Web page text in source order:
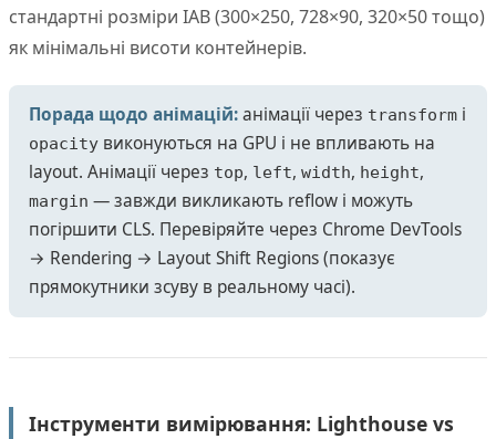
стандартні розміри IAB (300×250, 728×90, 320×50 тощо)
як мінімальні висоти контейнерів.
Порада щодо анімацій:анімації через transform і
opacity виконуються на GPU і не впливають на
layout. Анімації через top, left, width, height,
margin — завжди викликають reflow і можуть
погіршити CLS. Перевіряйте через Chrome DevTools
→ Rendering → Layout Shift Regions (показує
прямокутники зсуву в реальному часі).
Інструменти вимірювання: Lighthouse vs